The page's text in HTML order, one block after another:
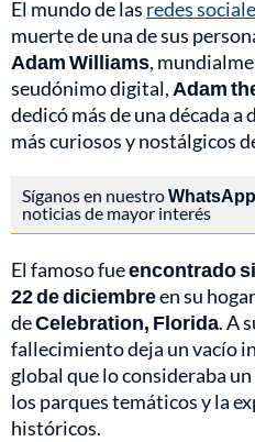
El mundo de las redes
muerte de una de sus
Adam Williams,
seudónimo digital, Adam
dedicó más de una década
más curiosos y nostálgicos
Síganos en nuestro
noticias de mayor interés
El famoso fueencontrado
22 de diciembreen su
deCelebration, Florida. A
fallecimiento deja un vacío
global que lo consideraba
los parques temáticos y la
históricos.